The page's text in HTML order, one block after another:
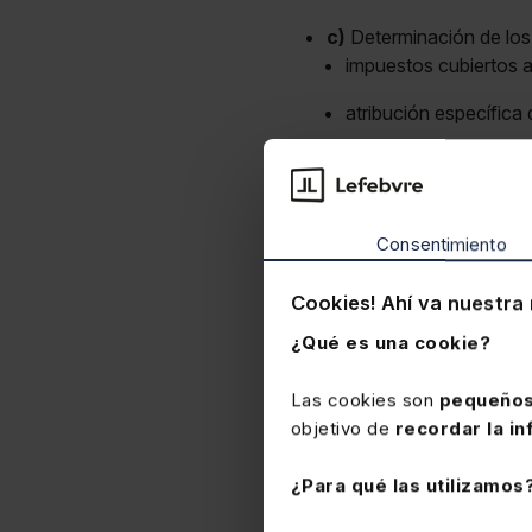
Consentimiento
Cookies! Ahí va nuestra
¿Qué es una cookie?
Las cookies son
objetivo de recordar la
¿Para qué las
c) Determinación de
impuestos cubiertos
atribución específica
Deuda tributaria:
beneficios
No exigibilidad del
Reestructuración
inclusión o exclusión
Regímenes de